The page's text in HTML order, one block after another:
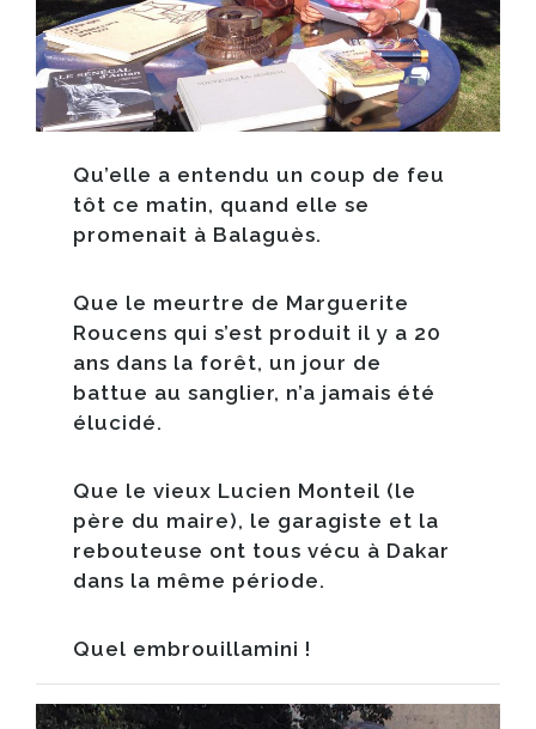
Qu’elle a entendu un coup de feu
tôt ce matin, quand elle se
promenait à Balaguès.
Que le meurtre de Marguerite
Roucens qui s’est produit il y a 20
ans dans la forêt, un jour de
battue au sanglier, n’a jamais été
élucidé.
Que le vieux Lucien Monteil (le
père du maire), le garagiste et la
rebouteuse ont tous vécu à Dakar
dans la même période.
​Quel embrouillamini !